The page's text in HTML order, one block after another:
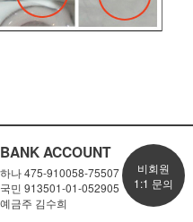
BANK ACCOUNT
하나 475-910058-75507
국민 913501-01-052905
예금주 김수희
비회원
1:1 문의